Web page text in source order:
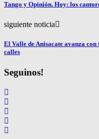
Tango y Opinión. Hoy: los
siguiente noticia
El Valle de Anisacate avanza
calles
Seguinos!